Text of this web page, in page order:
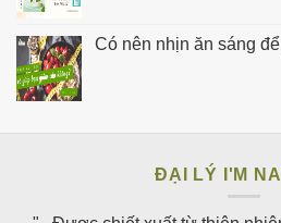
Có nên nhịn ăn sáng
ĐẠI LÝ I'M